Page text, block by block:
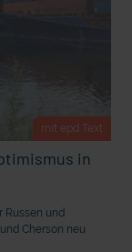
freuen sich Kinder am
mit epd Text
in
Russen und
Cherson neu